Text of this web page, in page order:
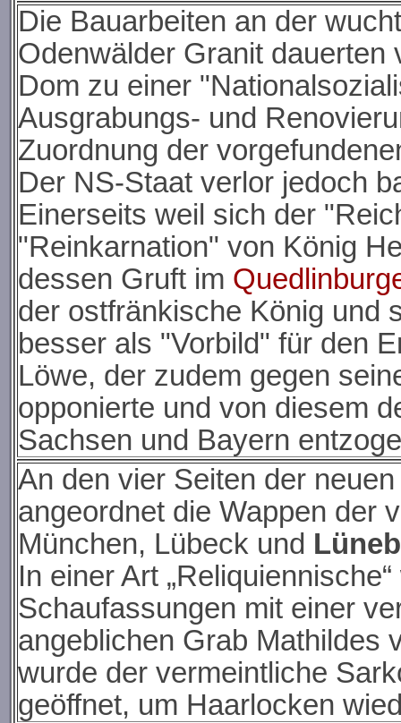
Die Bauarbeiten an der
Odenwälder Granit
Dom zu einer
Ausgrabungs- und
Zuordnung der
Der NS-Staat verlor jedoch
Einerseits weil sich der
"Reinkarnation" von König
dessen Gruft im
der ostfränkische König und
besser als "Vorbild" für den
Löwe, der zudem gegen
opponierte und von diesem
Sachsen und Bayern
An den vier Seiten der
angeordnet die Wappen der
München, Lübeck und
In einer Art
Schaufassungen mit einer
angeblichen Grab Mathildes
wurde der vermeintliche
geöffnet, um Haarlocken